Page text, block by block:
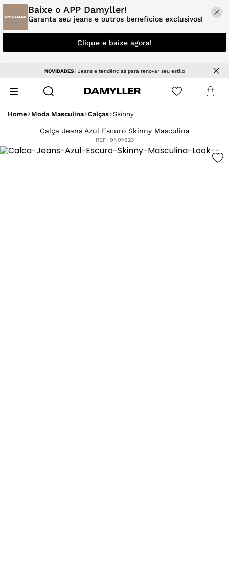
Baixe o APP Damyller!
Garanta seu jeans e outros benefícios exclusivos!
Clique e baixe agora!
Parcele em até 5x sem juros
Home Moda Masculina Calças Skinny
Calça Jeans Azul Escuro Skinny Masculina
REF: 9N0Y623